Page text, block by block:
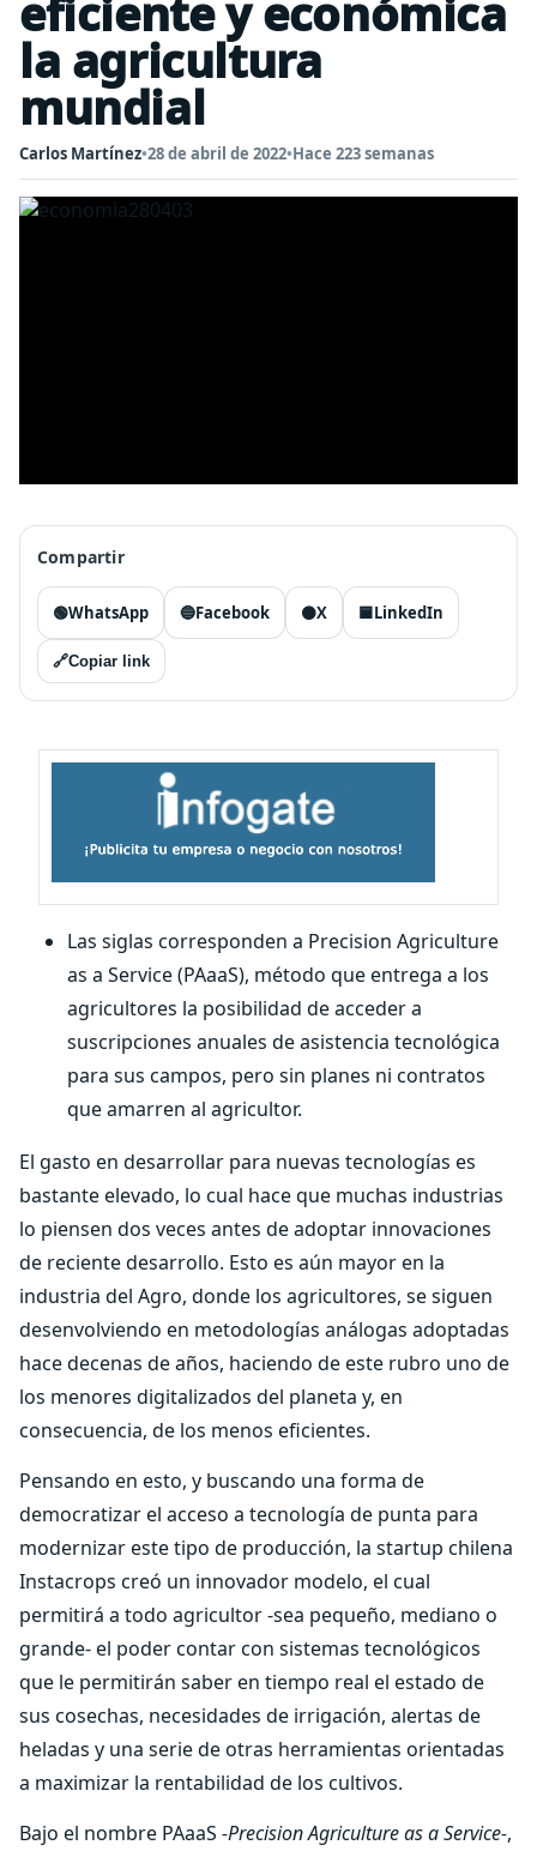
eficiente y económica
la agricultura
mundial
Carlos Martínez•28 de abril de 2022•Hace 223 semanas
Compartir
🟢WhatsApp 🔵Facebook ⚫X 🟦LinkedIn
🔗Copiar link
Las siglas corresponden a Precision Agriculture
as a Service (PAaaS), método que entrega a los
agricultores la posibilidad de acceder a
suscripciones anuales de asistencia tecnológica
para sus campos, pero sin planes ni contratos
que amarren al agricultor.
El gasto en desarrollar para nuevas tecnologías es
bastante elevado, lo cual hace que muchas industrias
lo piensen dos veces antes de adoptar innovaciones
de reciente desarrollo. Esto es aún mayor en la
industria del Agro, donde los agricultores, se siguen
desenvolviendo en metodologías análogas adoptadas
hace decenas de años, haciendo de este rubro uno de
los menores digitalizados del planeta y, en
consecuencia, de los menos eficientes.
Pensando en esto, y buscando una forma de
democratizar el acceso a tecnología de punta para
modernizar este tipo de producción, la startup chilena
Instacrops creó un innovador modelo, el cual
permitirá a todo agricultor -sea pequeño, mediano o
grande- el poder contar con sistemas tecnológicos
que le permitirán saber en tiempo real el estado de
sus cosechas, necesidades de irrigación, alertas de
heladas y una serie de otras herramientas orientadas
a maximizar la rentabilidad de los cultivos.
Bajo el nombre PAaaS -Precision Agriculture as a Service-,